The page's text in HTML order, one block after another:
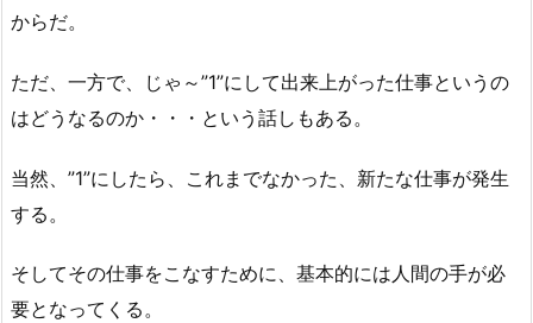
からだ。
ただ、一方で、じゃ～”1”にして出来上がった仕事というの
はどうなるのか・・・という話しもある。
当然、”1”にしたら、これまでなかった、新たな仕事が発生
する。
そしてその仕事をこなすために、基本的には人間の手が必
要となってくる。